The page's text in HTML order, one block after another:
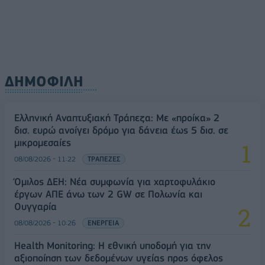
ΔΗΜΟΦΙΛΗ
Ελληνική Αναπτυξιακή Τράπεζα: Με «προίκα» 2
δισ. ευρώ ανοίγει δρόμο για δάνεια έως 5 δισ. σε
μικρομεσαίες
08/08/2026 - 11:22 ΤΡΑΠΕΖΕΣ
Όμιλος ΔΕΗ: Νέα συμφωνία για χαρτοφυλάκιο
έργων ΑΠΕ άνω των 2 GW σε Πολωνία και
Ουγγαρία
08/08/2026 - 10:26 ΕΝΕΡΓΕΙΑ
Health Monitoring: Η εθνική υποδομή για την
αξιοποίηση των δεδομένων υγείας προς όφελος